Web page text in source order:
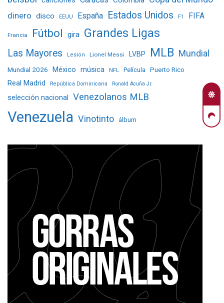
dinero disco EEUU España Estados Unidos F1 FIFA
Francia Fútbol gira Grandes Ligas
Las Mayores Lesión Lionel Messi LVBP MLB Mundial
Mundial 2026 México música NFL Película Puerto Rico
Real Madrid República Dominicana Ronald Acuña Jr.
selección nacional Venezolanos MLB
Venezuela Vinotinto álbum